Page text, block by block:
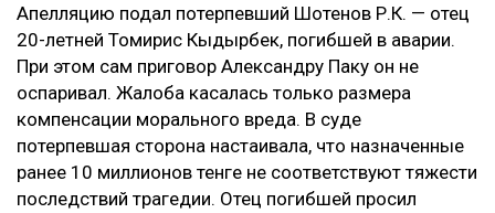
Апелляцию подал потерпевший Шотенов Р.К. — отец
20-летней Томирис Кыдырбек, погибшей в аварии.
При этом сам приговор Александру Паку он не
оспаривал. Жалоба касалась только размера
компенсации морального вреда. В суде
потерпевшая сторона настаивала, что назначенные
ранее 10 миллионов тенге не соответствуют тяжести
последствий трагедии. Отец погибшей просил